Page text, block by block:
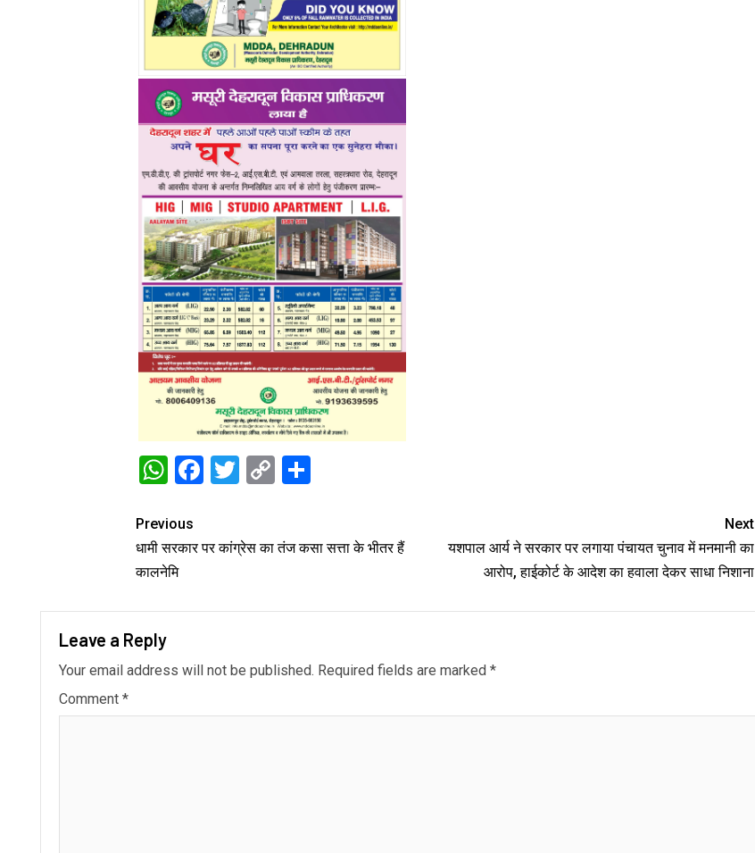
WhatsApp
Facebook
Twitter
Copy
Previous
धामी सरकार पर कांग्रेस का तंज कसा सत्ता के भीतर हैं
कालनेमि
Next
यशपाल आर्य ने सरकार पर लगाया पंचायत चुनाव में मनमानी का
आरोप, हाईकोर्ट के आदेश का हवाला देकर साधा निशाना
Leave a Reply
Your email address will not be published. Required fields are marked *
Comment *